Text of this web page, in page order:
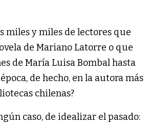
miles y miles de lectores que
de Mariano Latorre o que
de María Luisa Bombal hasta
de hecho, en la autora más
chilenas?
caso, de idealizar el pasado: